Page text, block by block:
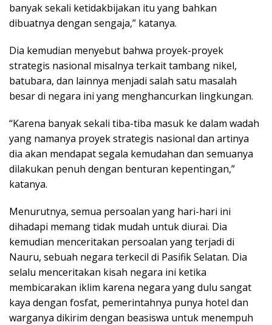
banyak sekali ketidakbijakan itu yang bahkan
dibuatnya dengan sengaja,” katanya.
Dia kemudian menyebut bahwa proyek-proyek
strategis nasional misalnya terkait tambang nikel,
batubara, dan lainnya menjadi salah satu masalah
besar di negara ini yang menghancurkan lingkungan.
“Karena banyak sekali tiba-tiba masuk ke dalam wadah
yang namanya proyek strategis nasional dan artinya
dia akan mendapat segala kemudahan dan semuanya
dilakukan penuh dengan benturan kepentingan,”
katanya.
Menurutnya, semua persoalan yang hari-hari ini
dihadapi memang tidak mudah untuk diurai. Dia
kemudian menceritakan persoalan yang terjadi di
Nauru, sebuah negara terkecil di Pasifik Selatan. Dia
selalu menceritakan kisah negara ini ketika
membicarakan iklim karena negara yang dulu sangat
kaya dengan fosfat, pemerintahnya punya hotel dan
warganya dikirim dengan beasiswa untuk menempuh